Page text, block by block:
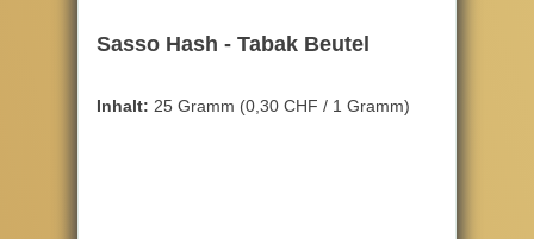
Sasso Hash - Tabak Beutel
Inhalt: 25 Gramm (0,30 CHF / 1 Gramm)